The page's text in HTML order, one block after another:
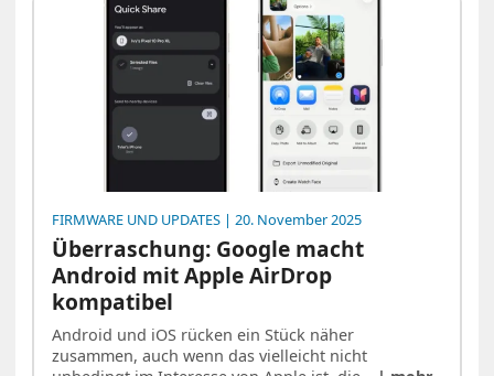
FIRMWARE UND UPDATES | 20. November 2025
Überraschung: Google macht
Android mit Apple AirDrop
kompatibel
Android und iOS rücken ein Stück näher
zusammen, auch wenn das vielleicht nicht